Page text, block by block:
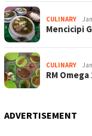
CULINARY
Mencicipi
CULINARY
RM
ADVERTISEMENT